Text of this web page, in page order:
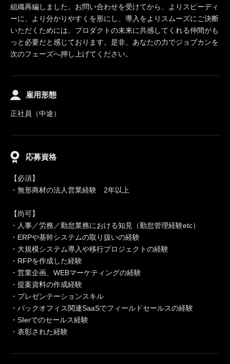
組織再編しました。お問い合わせを受けてから、よりスピーディ
ーに、より分かりやすくを形にし、導入をよりスムーズにご決断
いただくためには、プロダクトの未来に共感してくれる仲間がも
っと必要だと感じております。是非、あなたの力でジョブカンを
次のフェーズへ押し上げてください。
雇用形態
正社員（中途）
応募資格
【必須】
・無形商材の法人営業経験 2年以上
【尚可】
・人事／労務／勤怠業務における知見（勤怠管理経験etc）
・ERPや基幹システムの取り扱いの経験
・大規模システム導入や移行プロジェクトの経験
・RFPを作成した経験
・営業企画、WEBマーケティングの経験
・提案資料の作成経験
・プレゼンテーションスキル
・バックオフィス関連SaaSでフィールドセールスの経験
・SIerでのセールス経験
・表彰された経験